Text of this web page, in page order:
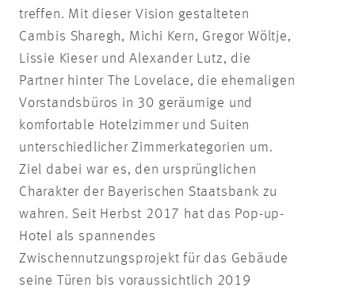
treffen. Mit dieser Vision gestalteten
Cambis Sharegh, Michi Kern, Gregor Wöltje,
Lissie Kieser und Alexander Lutz, die
Partner hinter The Lovelace, die ehemaligen
Vorstandsbüros in 30 geräumige und
komfortable Hotelzimmer und Suiten
unterschiedlicher Zimmerkategorien um.
Ziel dabei war es, den ursprünglichen
Charakter der Bayerischen Staatsbank zu
wahren. Seit Herbst 2017 hat das Pop-up-
Hotel als spannendes
Zwischennutzungsprojekt für das Gebäude
seine Türen bis voraussichtlich 2019